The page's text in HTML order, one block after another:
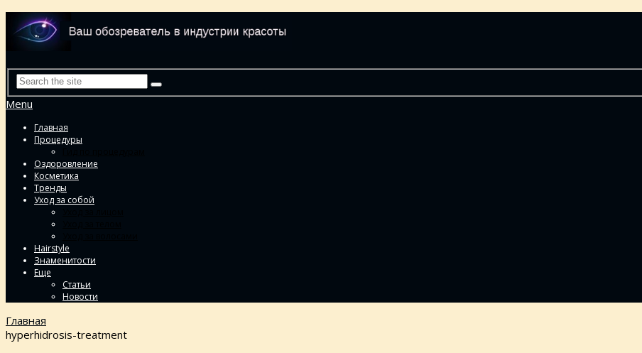
Menu
Главная
Процедуры
Оздоровление
Косметика
Тренды
Уход за собой
Hairstyle
Знаменитости
Еще
Статьи
Новости
Главная
hyperhidrosis-treatment